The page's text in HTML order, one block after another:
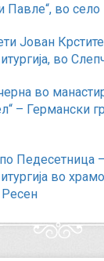
Павле“, во
Јован
во
во
– Германски
Педесетница
во
Ресен